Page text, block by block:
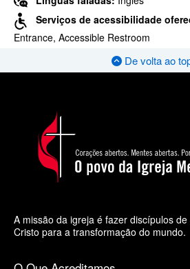
Serviços de acessibilidade
Entrance, Accessible Restroom
De volta ao
A missão da igreja é fazer discípulos de
Cristo para a transformação do mundo.